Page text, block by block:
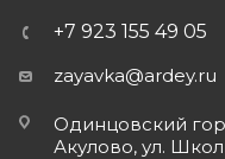
+7 923 155 49 05
zayavka@ardey.ru
Одинцовский
Акулово, ул.